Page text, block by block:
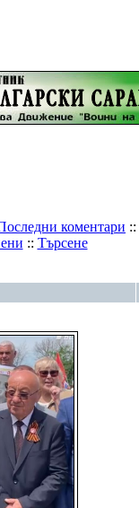
коментари ::
:: Търсене